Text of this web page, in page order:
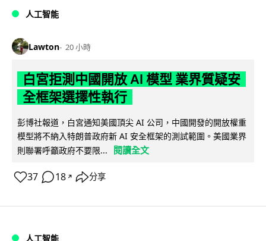
人工智能
Lawton 20 小時
白宮拒測中國開放 AI 模型 業界質疑安
全框架選擇性執行
彭博社報道，白宮通知美國頂尖 AI 公司，中國開發的開放權重
模型將不納入特朗普政府新 AI 安全框架的測試範圍。美國業界
則聯署呼籲政府不要限...
閱讀全文
37 18 ↗ 分享
人工智能